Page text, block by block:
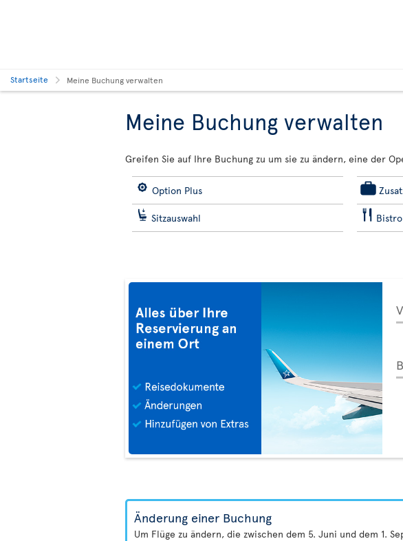
Startseite Meine Buchung verwalten
Meine Buchung verwalten
Greifen Sie auf Ihre Buchung zu um sie zu ändern, eine der
Option Plus
Sitzauswahl
Änderung einer Buchung
Um Flüge zu ändern, die zwischen dem 5. Juni und dem 1.